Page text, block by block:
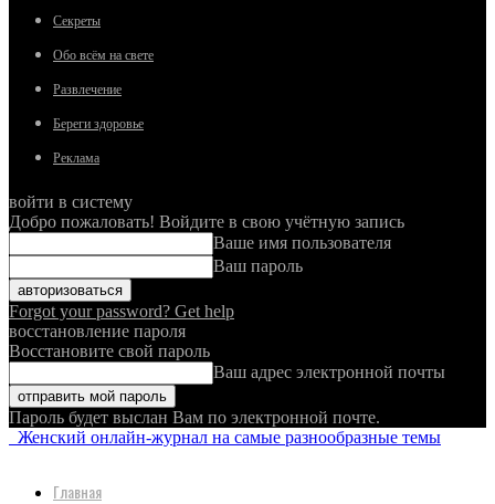
Секреты
Обо всём на свете
Развлечение
Береги здоровье
Реклама
войти в систему
Добро пожаловать! Войдите в свою учётную запись
Ваше имя пользователя
Ваш пароль
Forgot your password? Get help
восстановление пароля
Восстановите свой пароль
Ваш адрес электронной почты
Пароль будет выслан Вам по электронной почте.
Женский онлайн-журнал на самые разнообразные темы
Главная